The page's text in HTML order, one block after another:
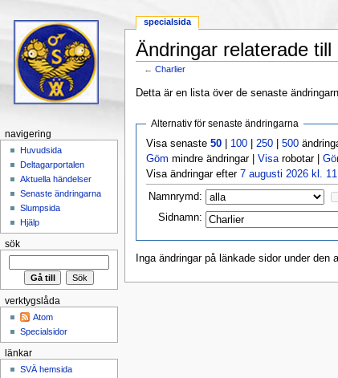
Ändringar relaterade till
←Charlier
Detta är en lista över de senaste
Alternativ för senaste ändringarna
Visa senaste50 100 250 |500
Göm mindre ändringar |Visa robotar |
Visa ändringar efter7 augusti 2026 kl.
Namnrymd:
Sidnamn:
Inga ändringar på länkade sidor under den
specialsida
navigering
Huvudsida
Deltagarportalen
Aktuella händelser
Senaste ändringarna
Slumpsida
Hjälp
sök
verktygslåda
Atom
Specialsidor
länkar
SVÄ hemsida